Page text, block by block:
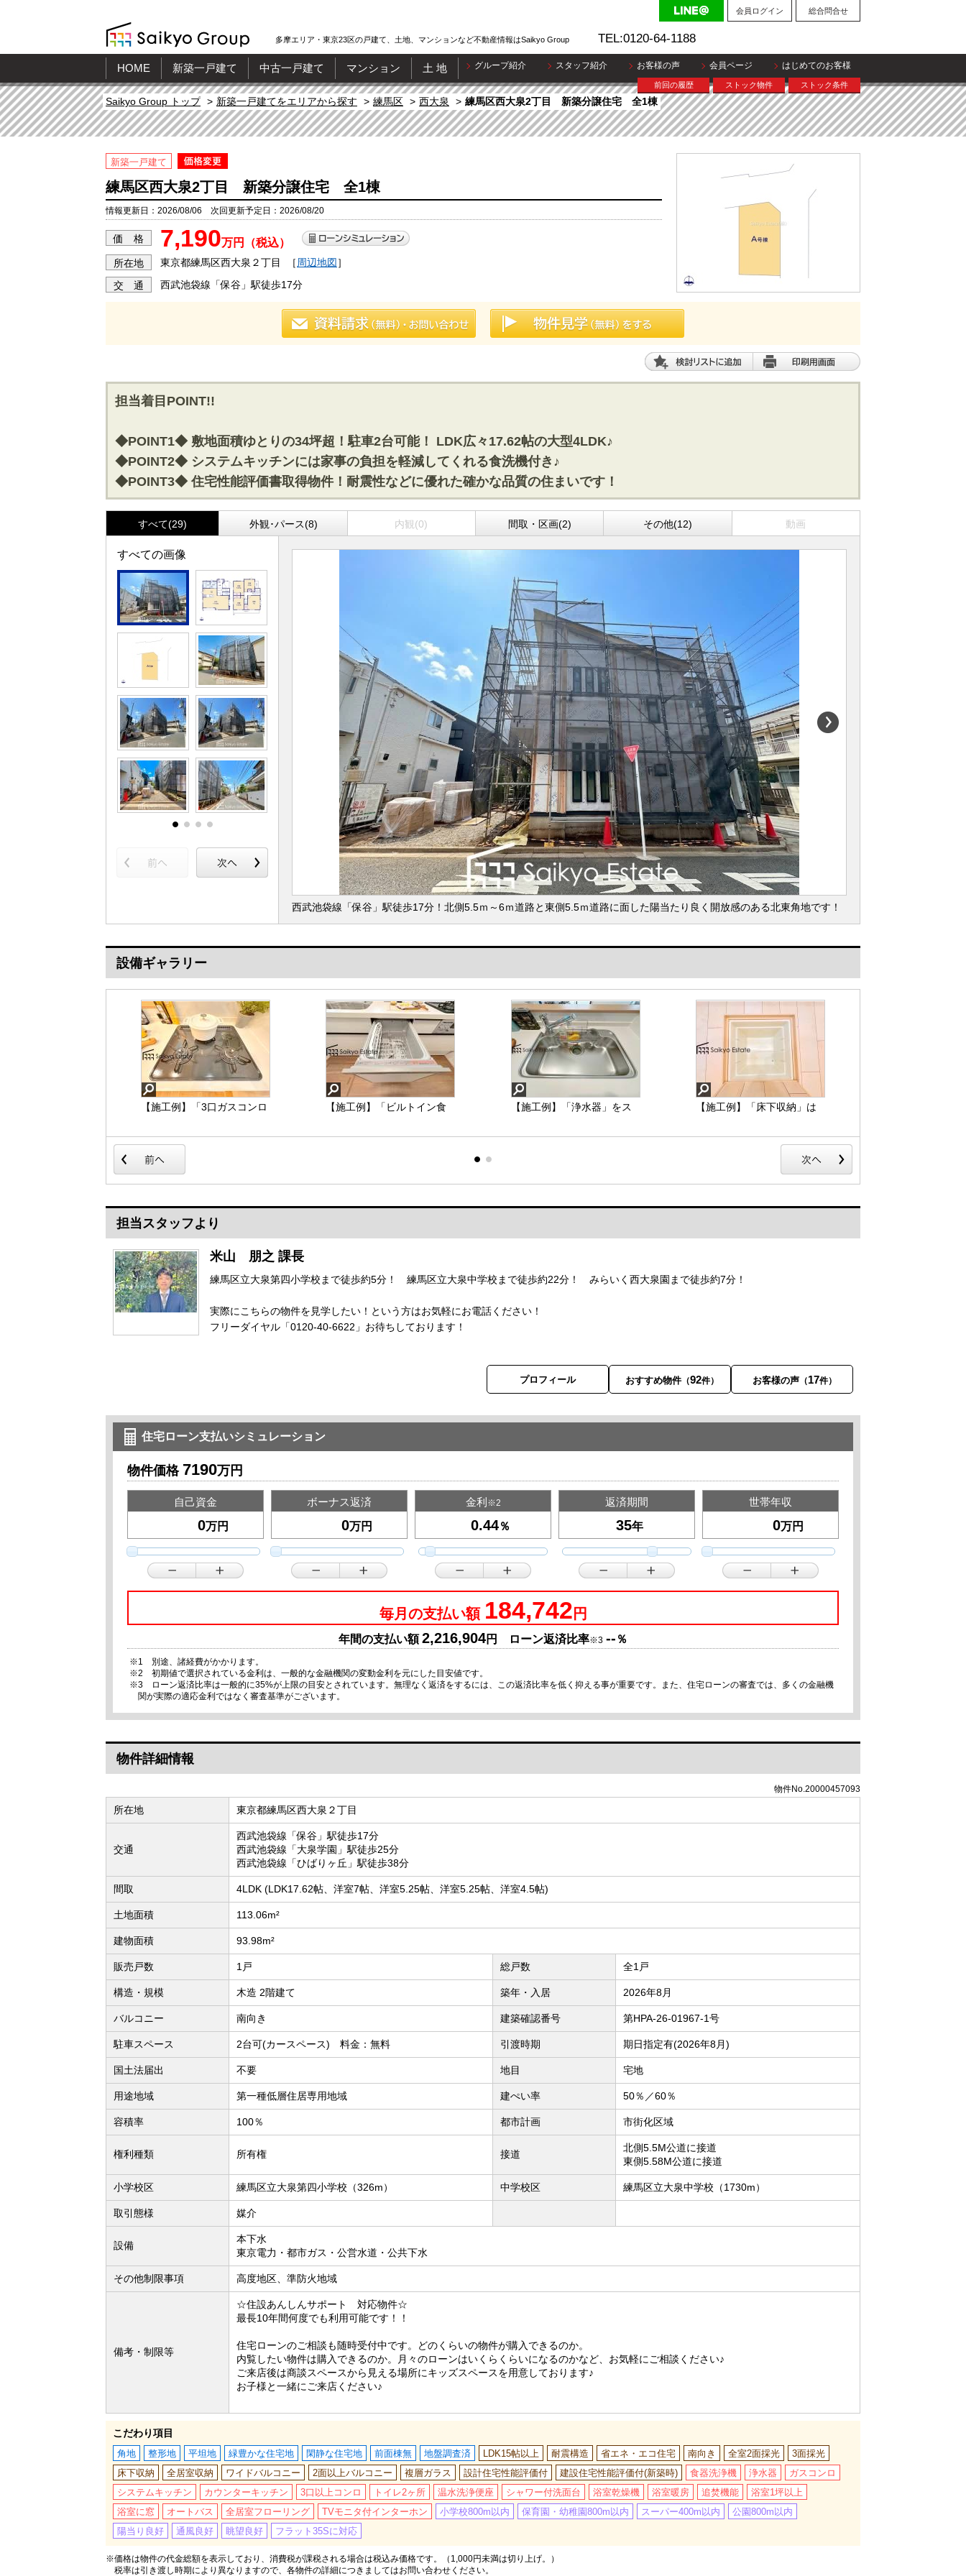
多摩エリア・東京23区の戸建て、土地、マンションなど不動産情報はSaikyo Group TEL:0120-64-1188
会員ログイン 総合問合せ
HOME 新築一戸建て 中古一戸建て マンション 土 地 グループ紹介 スタッフ紹介 お客様の声 会員ページ はじめてのお客様
前回の履歴 ストック物件 ストック条件
Saikyo Group トップ 新築一戸建てをエリアから探す 練馬区 西大泉 練馬区西大泉2丁目 新築分譲住宅 全1棟
新築一戸建て
練馬区西大泉2丁目 新築分譲住宅 全1棟
情報更新日：2026/08/06 次回更新予定日：2026/08/20
価 格 7,190万円（税込）
所在地 東京都練馬区西大泉２丁目 ［ 周辺地図］
交 通 西武池袋線「保谷」駅徒歩17分
担当着目POINT!!
◆POINT1◆ 敷地面積ゆとりの34坪超！駐車2台可能！ LDK広々17.62帖の大型4LDK♪
◆POINT2◆ システムキッチンには家事の負担を軽減してくれる食洗機付き♪
◆POINT3◆ 住宅性能評価書取得物件！耐震性などに優れた確かな品質の住まいです！
すべて(29) 外観･パース(8) 内観(0) 間取・区画(2) その他(12) 動画
すべての画像
西武池袋線「保谷」駅徒歩17分！北側5.5ｍ～6ｍ道路と東側5.5ｍ道路に面した陽当たり良く開放感のある北東角地です！
設備ギャラリー
【施工例】「3口ガスコンロ
理が同時に作れて便利な
上、凹凸が少ないフラット
トップなのでお掃除も楽々
です。
【施工例】「ビルトイン食
的で家計に優しく、家事の
【施工例】「浄水器」をス
ワー式の水栓金具です。シ
【施工例】「床下収納」は
ない調理器具・食器などを
管理しやすく収納できま
【施工例】「オートバスシ
り、温度調整などを、キッ
チンなど浴室以外から操作
が出来る便利なシステムで
す。
【施工例】「浴室暖房乾燥
雨の日の洗濯物の乾燥に重
【施工例】「TVモニター付
に行かなくても誰が来たの
担当スタッフより
米山 朋之 課長
練馬区立大泉第四小学校まで徒歩約5分！ 練馬区立大泉中学校まで徒歩約22分！ みらいく西大泉園まで徒歩約7分！
実際にこちらの物件を見学したい！という方はお気軽にお電話ください！
フリーダイヤル「0120-40-6622」お待ちしております！
プロフィール おすすめ物件 （92件） お客様の声（17件）
住宅ローン支払いシミュレーション
物件価格 7190万円
自己資金
万円
ボーナス返済
万円
金利 ※2
％
返済期間
年
世帯年収
万円
毎月の支払い額 184,742 円
年間の支払い額2,216,904円 ローン返済比率※3 -- ％
※1 別途、諸経費がかかります。
※2 初期値で選択されている金利は、一般的な金融機関の変動金利を元にした目安値です。
※3 ローン返済比率は一般的に35%が上限の目安とされています。無理なく返済をするには、この返済比率を低く抑える事が重要です。また、住宅ローンの審査では、多くの金融機
関が実際の適応金利ではなく審査基準がございます。
物件詳細情報
物件No.20000457093
所在地 東京都練馬区西大泉２丁目
交通
西武池袋線「保谷」駅徒歩17分
西武池袋線「大泉学園」駅徒歩25分
西武池袋線「ひばりヶ丘」駅徒歩38分
間取 4LDK (LDK17.62帖、洋室7帖、洋室5.25帖、洋室5.25帖、洋室4.5帖)
土地面積 113.06m²
建物面積 93.98m²
販売戸数 1戸 総戸数 全1戸
構造・規模 木造 2階建て 築年・入居 2026年8月
バルコニー 南向き 建築確認番号 第HPA-26-01967-1号
駐車スペース 2台可(カースペース) 料金：無料 引渡時期 期日指定有(2026年8月)
国土法届出 不要 地目 宅地
用途地域 第一種低層住居専用地域 建ぺい率 50％／60％
容積率 100％ 都市計画 市街化区域
権利種類 所有権 接道
北側5.5M公道に接道
東側5.58M公道に接道
小学校区 練馬区立大泉第四小学校（326m） 中学校区 練馬区立大泉中学校（1730m）
取引態様 媒介
設備
本下水
東京電力・都市ガス・公営水道・公共下水
その他制限事項 高度地区、準防火地域
備考・制限等
☆住設あんしんサポート 対応物件☆
最長10年間何度でも利用可能です！！
住宅ローンのご相談も随時受付中です。どのくらいの物件が購入できるのか。
内覧したい物件は購入できるのか。月々のローンはいくらくらいになるのかなど、お気軽にご相談ください♪
ご来店後は商談スペースから見える場所にキッズスペースを用意しております♪
お子様と一緒にご来店ください♪
こだわり項目
角地 整形地 平坦地 緑豊かな住宅地 閑静な住宅地 前面棟無 地盤調査済 LDK15帖以上 耐震構造 省エネ・エコ住宅 南向き 全室2面採光
3面採光
床下収納
全居室収納 ワイドバルコニー 2面以上バルコニー 複層ガラス 設計住宅性能評価付 建設住宅性能評価付(新築時) 食器洗浄機 浄水器
ガスコンロ
システムキッチン
カウンターキッチン 3口以上コンロ トイレ2ヶ所 温水洗浄便座 シャワー付洗面台 浴室乾燥機 浴室暖房 追焚機能
浴室1坪以上
浴室に窓
オートバス 全居室フローリング TVモニタ付インターホン 小学校800m以内 保育園・幼稚園800m以内 スーパー400m以内
公園800m以内
陽当り良好
通風良好 眺望良好 フラット35Sに対応
※価格は物件の代金総額を表示しており、消費税が課税される場合は税込み価格です。（1,000円未満は切り上げ。）
税率は引き渡し時期により異なりますので、各物件の詳細につきましてはお問い合わせください。